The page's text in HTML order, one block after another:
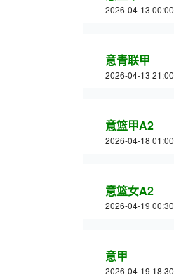
2026-04-13 00:00
意青联甲
2026-04-13 21:00
意篮甲A2
2026-04-18 01:00
意篮女A2
2026-04-19 00:30
意甲
2026-04-19 18:30